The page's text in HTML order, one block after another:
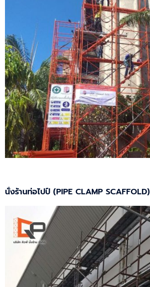
นั่งร้านท่อไปป์ (PIPE CLAMP SCAFFOLD)